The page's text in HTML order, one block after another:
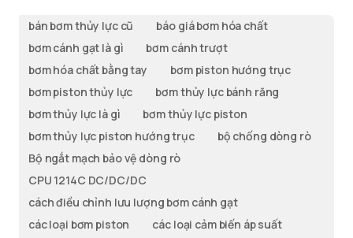
bán bơm thủy lực cũ
báo giá bơm hóa chất
bơm cánh gạt là gì
bơm cánh trượt
bơm hóa chất bằng tay
bơm piston hướng trục
bơm piston thủy lực
bơm thủy lực bánh răng
bơm thủy lực là gì
bơm thủy lực piston
bơm thủy lực piston hướng trục
bộ chống dòng rò
Bộ ngắt mạch bảo vệ dòng rò
CPU 1214C DC/DC/DC
cách điều chỉnh lưu lượng bơm cánh gạt
các loại bơm piston
các loại cảm biến áp suất